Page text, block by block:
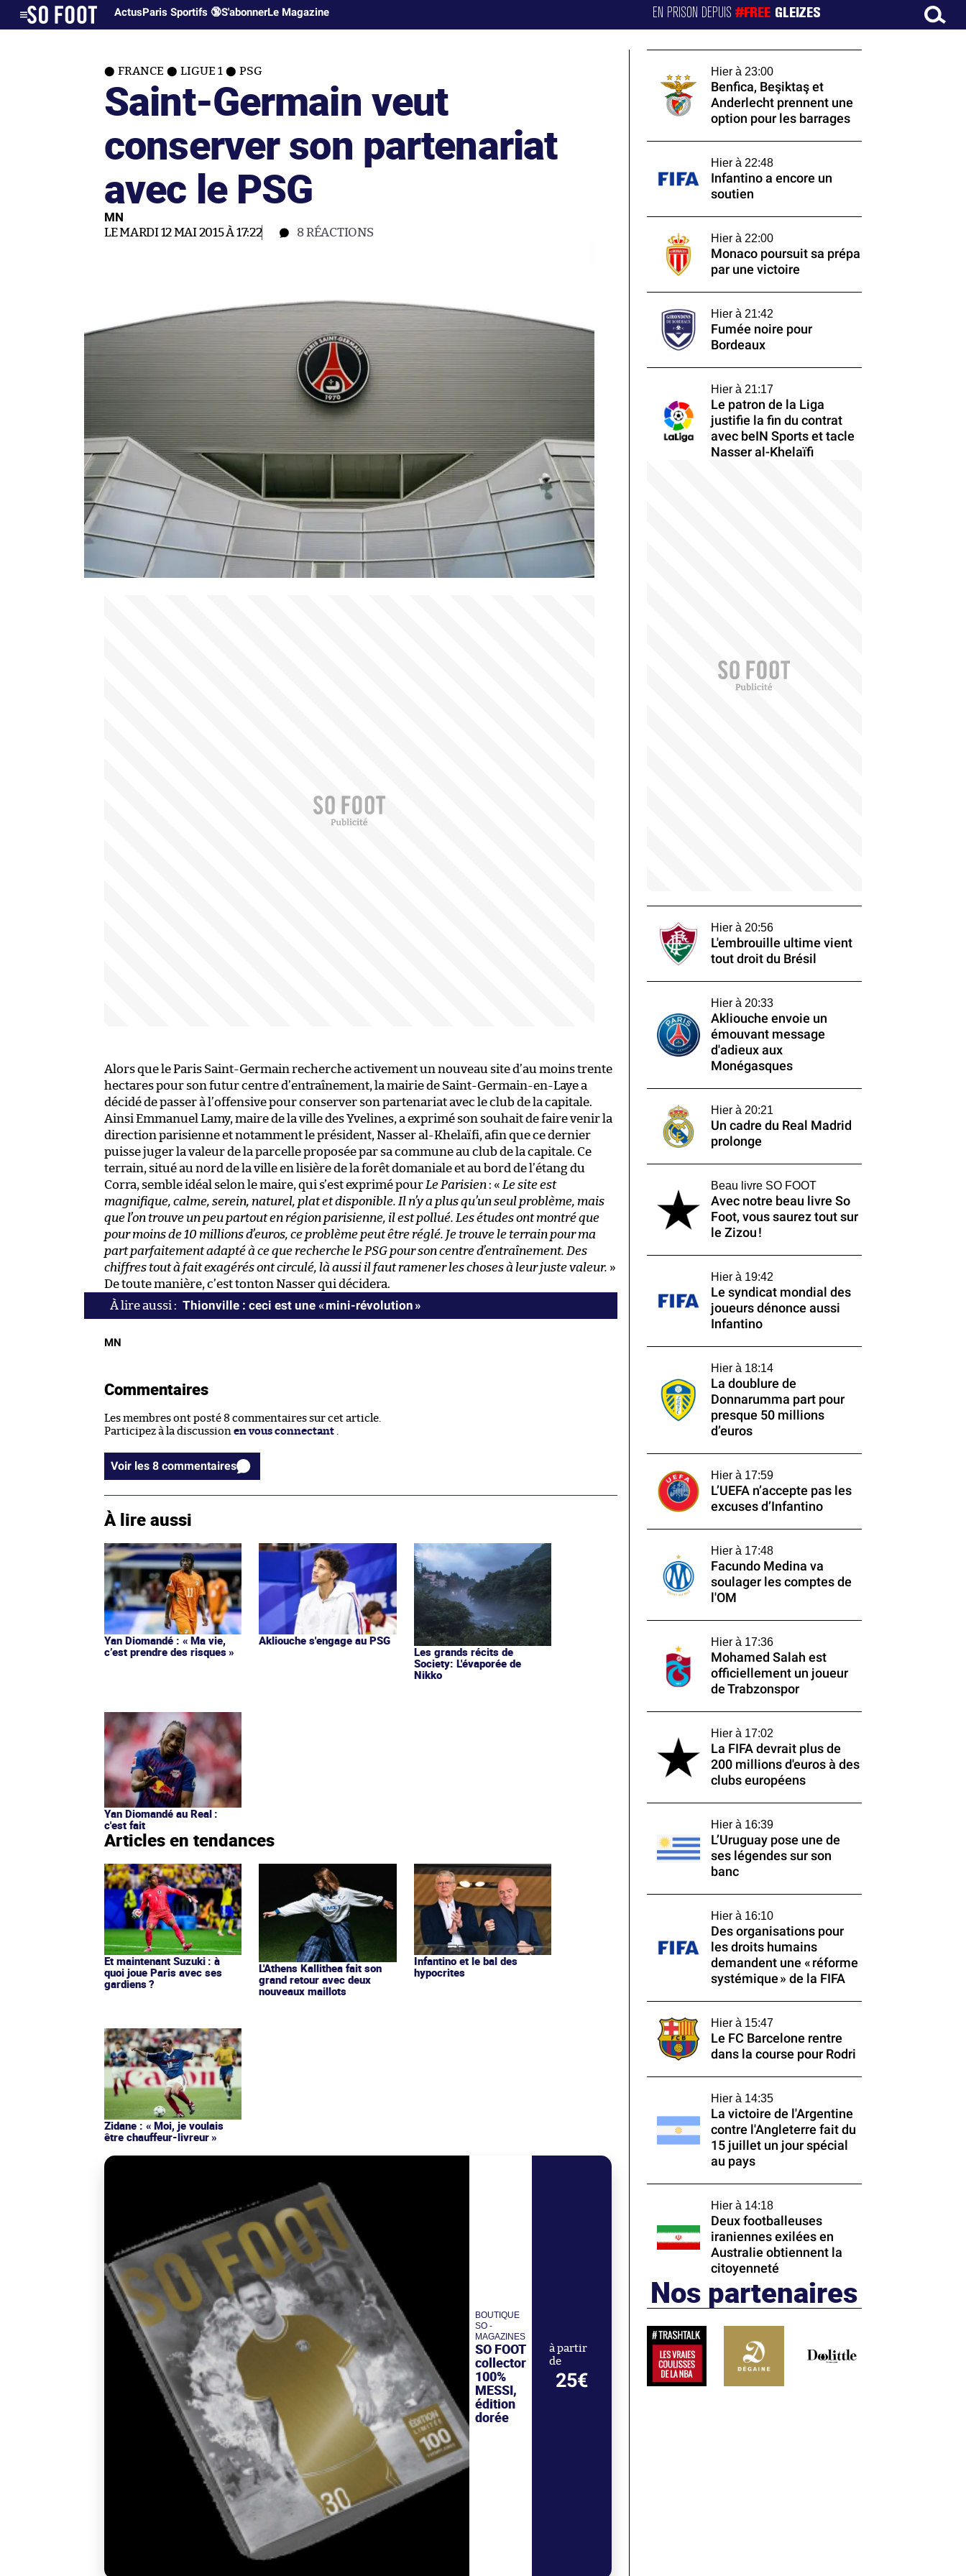
ActusParis Sportifs 🔞S'abonnerLe Magazine EN PRISON DEPUIS#FREE GLEIZES
FRANCE LIGUE 1 PSG
Saint-Germain veut
conserver son partenariat
avec le PSG
MN
LE MARDI 12 MAI 2015 À 17:22 8RÉACTIONS
Alors que le Paris Saint-Germain recherche activement un nouveau site d’au moins trente
hectares pour son futur centre d’entraînement, la mairie de Saint-Germain-en-Laye a
décidé de passer à l’offensive pour conserver son partenariat avec le club de la capitale.
Ainsi Emmanuel Lamy, maire de la ville des Yvelines, a exprimé son souhait de faire venir la
direction parisienne et notamment le président, Nasser al-Khelaïfi, afin que ce dernier
puisse juger la valeur de la parcelle proposée par sa commune au club de la capitale. Ce
terrain, situé au nord de la ville en lisière de la forêt domaniale et au bord de l’étang du
Corra, semble idéal selon le maire, qui s’est exprimé pour Le Parisien : « Le site est
magnifique, calme, serein, naturel, plat et disponible. Il n’y a plus qu’un seul problème, mais
que l’on trouve un peu partout en région parisienne, il est pollué. Les études ont montré que
pour moins de 10 millions d’euros, ce problème peut être réglé. Je trouve le terrain pour ma
part parfaitement adapté à ce que recherche le PSG pour son centre d’entraînement. Des
chiffres tout à fait exagérés ont circulé, là aussi il faut ramener les choses à leur juste valeur. »
De toute manière, c’est tonton Nasser qui décidera.
Thionville : ceci est une « mini-révolution »
MN
Commentaires
Les membres ont posté 8 commentaires sur cet article.
Participez à la discussion en vous connectant
Voir les 8 commentaires
À lire aussi
Yan Diomandé : « Ma vie,
c’est prendre des risques »
Akliouche s'engage au PSG
Les grands récits de
Society: L'évaporée de
Nikko
Yan Diomandé au Real :
c'est fait
Articles en tendances
Et maintenant Suzuki : à
quoi joue Paris avec ses
gardiens ?
L'Athens Kallithea fait son
grand retour avec deux
nouveaux maillots
Infantino et le bal des
hypocrites
Zidane : « Moi, je voulais
être chauffeur-livreur »
BOUTIQUE
SO -
MAGAZINES
SO FOOT
collector
100%
MESSI,
édition
dorée
à partir
de
25€
Hier à 23:00
Benfica, Beşiktaş et
Anderlecht prennent une
option pour les barrages
Hier à 22:48
Infantino a encore un
soutien
Hier à 22:00
Monaco poursuit sa prépa
par une victoire
Hier à 21:42
Fumée noire pour
Bordeaux
Hier à 21:17
Le patron de la Liga
justifie la fin du contrat
avec beIN Sports et tacle
Nasser al-Khelaïfi
Hier à 20:56
L'embrouille ultime vient
tout droit du Brésil
Hier à 20:33
Akliouche envoie un
émouvant message
d'adieux aux
Monégasques
Hier à 20:21
Un cadre du Real Madrid
prolonge
Beau livre SO FOOT
Avec notre beau livre So
Foot, vous saurez tout sur
le Zizou !
Hier à 19:42
Le syndicat mondial des
joueurs dénonce aussi
Infantino
Hier à 18:14
La doublure de
Donnarumma part pour
presque 50 millions
d’euros
Hier à 17:59
L’UEFA n’accepte pas les
excuses d’Infantino
Hier à 17:48
Facundo Medina va
soulager les comptes de
l'OM
Hier à 17:36
Mohamed Salah est
officiellement un joueur
de Trabzonspor
Hier à 17:02
La FIFA devrait plus de
200 millions d'euros à des
clubs européens
Hier à 16:39
L’Uruguay pose une de
ses légendes sur son
banc
Hier à 16:10
Des organisations pour
les droits humains
demandent une « réforme
systémique » de la FIFA
Hier à 15:47
Le FC Barcelone rentre
dans la course pour Rodri
Hier à 14:35
La victoire de l'Argentine
contre l'Angleterre fait du
15 juillet un jour spécial
au pays
Hier à 14:18
Deux footballeuses
iraniennes exilées en
Australie obtiennent la
citoyenneté
Nos partenaires